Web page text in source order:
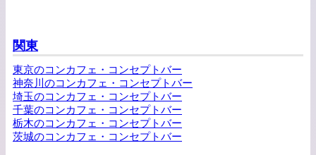
関東
東京のコンカフェ・コンセプトバー
神奈川のコンカフェ・コンセプトバー
埼玉のコンカフェ・コンセプトバー
千葉のコンカフェ・コンセプトバー
栃木のコンカフェ・コンセプトバー
茨城のコンカフェ・コンセプトバー